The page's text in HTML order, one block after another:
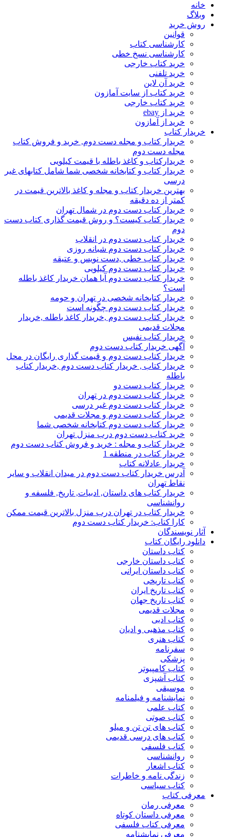
خانه
وبلاگ
روش خرید
قوانین
کارشناسی کتاب
کارشناسی نسخ خطی
خرید کتاب خارجی
خرید تلفنی
خرید آن لاین
خرید کتاب از سایت آمازون
خرید کتاب خارجی
خرید از ebay
خرید از آمازون
خریدار کتاب
خریدار کتاب و مجله دست دوم, خرید و فروش کتاب
مجله دست دوم
خریدارکتاب و کاغذ باطله با قیمت کیلویی
خریدار کتاب و کتابخانه شخصی شما شامل کتابهای غیر
درسی
بهترین خریدار کتاب و مجله و کاغذ بالاترین قیمت در
کمتر از ده دقیقه
خریدار کتاب دست دوم در شمال تهران
خریدار کتاب کیست؟ و روش قیمت گذاری کتاب دست
دوم
خریدار کتاب دست دوم در انقلاب
خریدار کتاب دست دوم شبانه روزی
خریدار کتاب خطی ,دست نویس و عتیقه
خریدار کتاب دست دوم کیلویی
خریدار کتاب دست دوم آیا همان خریدار کاغذ باطله
است؟
خریدار کتابخانه شخصی در تهران و حومه
خریدار کتاب دست دوم چگونه است
خریدار کتاب دست دوم ,خریدار کاغذ باطله ,خریدار
مجلات قدیمی
خریدار کتاب نفیس
آگهی خریدار کتاب دست دوم
خریدار کتاب دست دوم و قیمت گذاری رایگان در محل
خریدار کتاب , خریدار کتاب دست دوم ,خریدار کتاب
باطله
خریدار کتاب دست دو
خریدار کتاب دست دوم در تهران
خریدار کتاب دست دوم غیر درسی
خریدار کتاب دست دوم و مجلات قدیمی
خریدار کتاب دست دوم کتابخانه شخصی شما
خرید کتاب دست دوم درب منزل تهران
خریدار کتاب و مجله : خرید و فروش کتاب دست دوم
خریدار کتاب در منطقه 1
خریدار عادلانه کتاب
آدرس خریدار کتاب دست دوم در میدان انقلاب و سایر
نقاط تهران
خریدار کتاب های داستان, ادبیات, تاریخ, فلسفه و
روانشناسی
خریدار کتاب در تهران درب منزل بالاترین قیمت ممکن
کارا کتاب: خریدار کتاب دست دوم
آثار نویسندگان
دانلود رایگان کتاب
کتاب داستان
کتاب داستان خارجی
کتاب داستان ایرانی
کتاب تاریخی
کتاب تاریخ ایران
کتاب تاریخ جهان
مجلات قدیمی
کتاب ادبی
کتاب مذهبی و ادیان
کتاب هنری
سفرنامه
پزشکی
کتاب کامپیوتر
کتاب آشپزی
موسیقی
نمایشنامه و فیلمنامه
کتاب علمی
کتاب صوتی
کتاب های تن تن و میلو
کتاب های درسی قدیمی
کتاب فلسفی
روانشناسی
کتاب اشعار
زندگی نامه و خاطرات
کتاب سیاسی
معرفی کتاب
معرفی رمان
معرفی داستان کوتاه
معرفی کتاب فلسفی
معرفی نمایشنامه